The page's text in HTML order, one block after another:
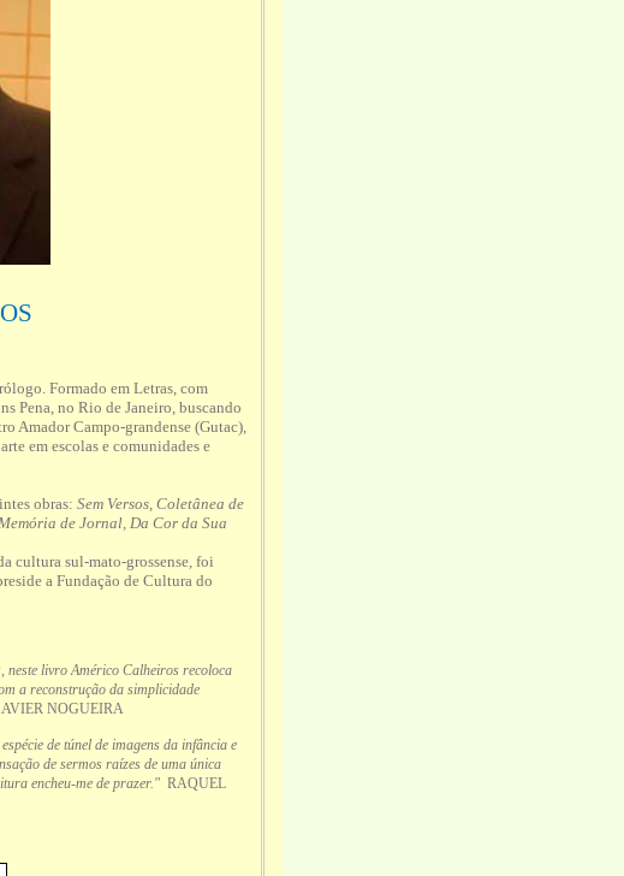
Formado em Letras, com
Pena, no Rio de Janeiro, buscando
Amador Campo-grandense (Gutac),
em escolas e comunidades e
obras: Sem Versos, Coletânea de
Memória de Jornal, Da Cor da Sua
cultura sul-mato-grossense, foi
a Fundação de Cultura do
neste livro Américo Calheiros recoloca
a reconstrução da simplicidade
NOGUEIRA
de túnel de imagens da infância e
de sermos raízes de uma única
encheu-me de prazer." RAQUEL